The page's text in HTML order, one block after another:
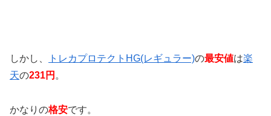
しかし、 トレカプロテクトHG(レギュラー)の最安値は楽
天の231円 。
かなりの格安です。